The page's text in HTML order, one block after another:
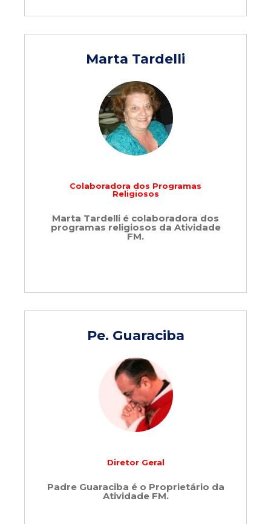
Marta Tardelli
Colaboradora dos Programas
Religiosos
Marta Tardelli é colaboradora dos
programas religiosos da Atividade
FM.
Pe. Guaraciba
Diretor Geral
Padre Guaraciba é o Proprietário da
Atividade FM.